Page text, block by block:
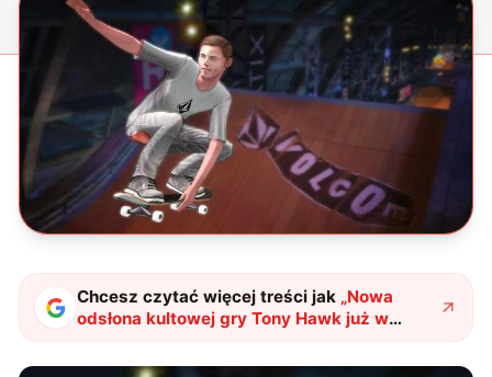
Chcesz czytać więcej treści jak „Nowa
odsłona kultowej gry Tony Hawk już w
Polsce!"?